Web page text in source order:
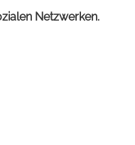
Netzwerken.